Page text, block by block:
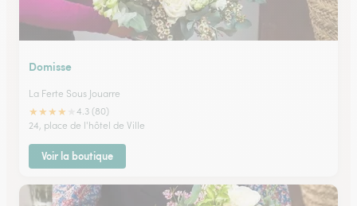
Domisse
La Ferte Sous Jouarre
★★★★
4.3 (80)
24, place de l'hôtel de Ville
Voir la boutique